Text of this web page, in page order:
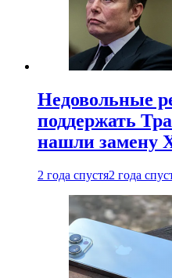
Недовольные
поддержать
нашли замену
2 года спустя2 года